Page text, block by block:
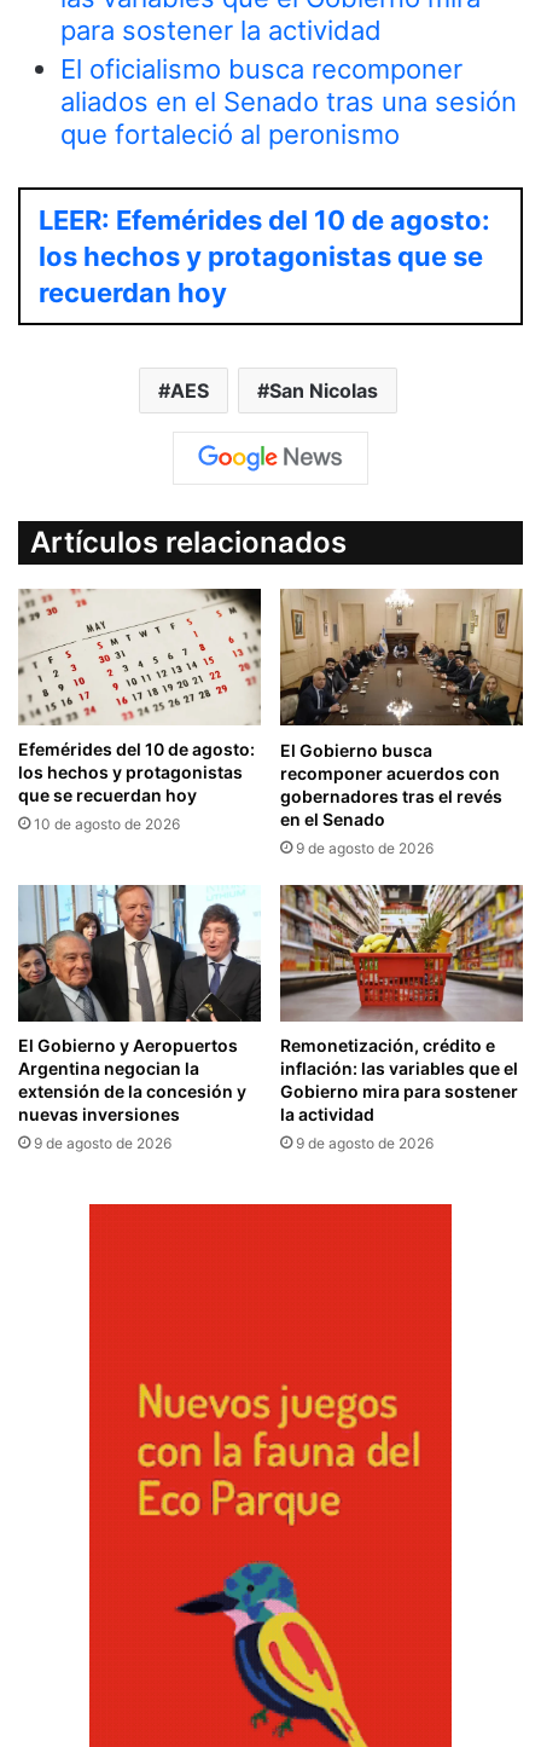
para sostener la actividad
El oficialismo busca recomponer
aliados en el Senado tras una sesión
que fortaleció al peronismo
LEER: Efemérides del 10 de agosto:
los hechos y protagonistas que se
recuerdan hoy
AES San Nicolas
Artículos relacionados
Efemérides del 10 de agosto:
los hechos y protagonistas
que se recuerdan hoy
10 de agosto de 2026
El Gobierno busca
recomponer acuerdos con
gobernadores tras el revés
en el Senado
9 de agosto de 2026
El Gobierno y Aeropuertos
Argentina negocian la
extensión de la concesión y
nuevas inversiones
9 de agosto de 2026
Remonetización, crédito e
inflación: las variables que el
Gobierno mira para sostener
la actividad
9 de agosto de 2026